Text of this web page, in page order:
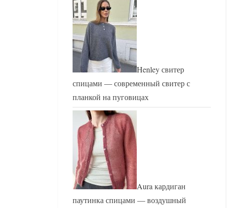
Henley свитер
спицами — современный свитер с
планкой на пуговицах
Aura кардиган
паутинка спицами — воздушный